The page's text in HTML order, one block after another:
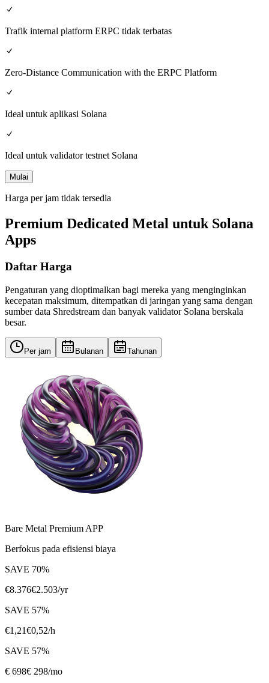
Trafik internal platform ERPC tidak terbatas
Zero-Distance Communication with the ERPC Platform
Ideal untuk aplikasi Solana
Ideal untuk validator testnet Solana
Mulai
Harga per jam tidak tersedia
Premium Dedicated Metal untuk Solana
Apps
Daftar Harga
Pengaturan yang dioptimalkan bagi mereka yang menginginkan
kecepatan maksimum, ditempatkan di jaringan yang sama dengan
sumber data Shredstream dan banyak validator Solana berskala
besar.
Per jam Bulanan Tahunan
Bare Metal Premium APP
Berfokus pada efisiensi biaya
SAVE 70%
€8.376€2.503/yr
SAVE 57%
€1,21€0,52/h
SAVE 57%
€ 698€ 298/mo